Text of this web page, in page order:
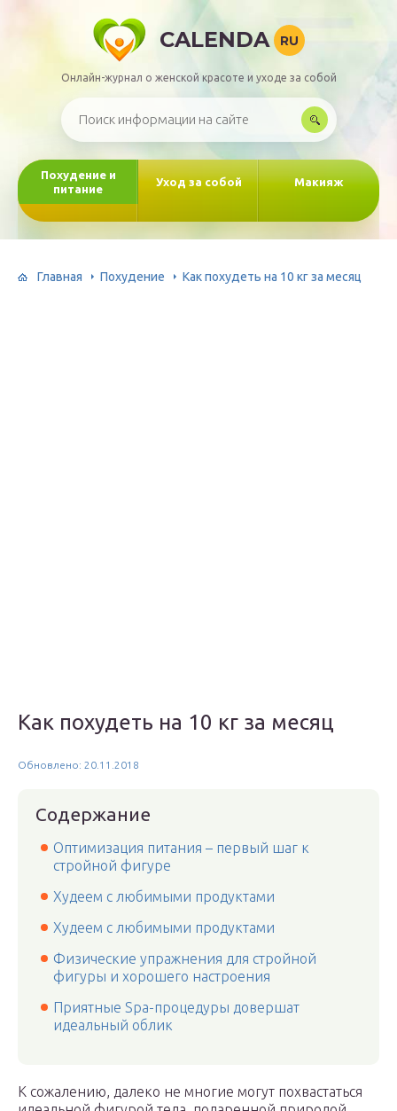
CALENDA RU
Онлайн-журнал о женской красоте и уходе за собой
Похудение и
питание
Уход за собой Макияж
Главная Похудение Как похудеть на 10 кг за месяц
Как похудеть на 10 кг за месяц
Обновлено: 20.11.2018
Содержание
Оптимизация питания – первый шаг к
стройной фигуре
Худеем с любимыми продуктами
Худеем с любимыми продуктами
Физические упражнения для стройной
фигуры и хорошего настроения
Приятные Spa-процедуры довершат
идеальный облик
К сожалению, далеко не многие могут похвастаться